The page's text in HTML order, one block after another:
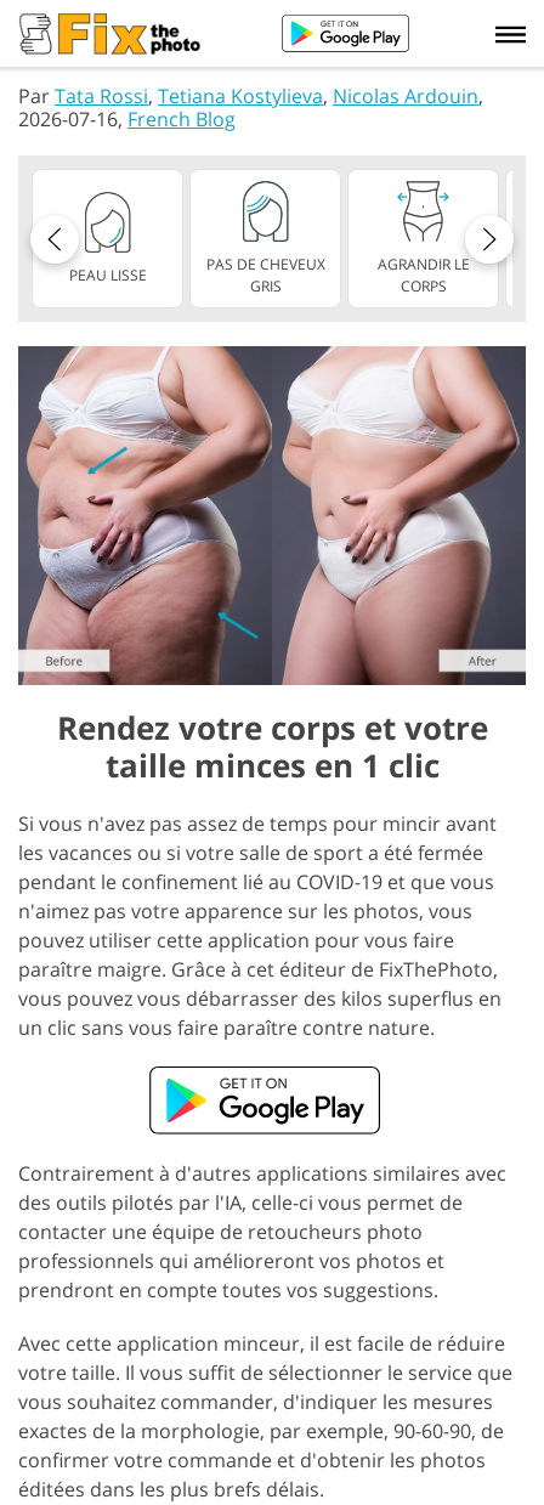
ParTata Rossi, Tetiana Kostylieva, Nicolas Ardouin,
2026-07-16, French Blog
PEAU LISSE
PAS DE CHEVEUX
GRIS
AGRANDIR LE
CORPS
Rendez votre corps et votre
taille minces en 1 clic
Si vous n'avez pas assez de temps pour mincir avant
les vacances ou si votre salle de sport a été fermée
pendant le confinement lié au COVID-19 et que vous
n'aimez pas votre apparence sur les photos, vous
pouvez utiliser cette application pour vous faire
paraître maigre. Grâce à cet éditeur de FixThePhoto,
vous pouvez vous débarrasser des kilos superflus en
un clic sans vous faire paraître contre nature.
Contrairement à d'autres applications similaires avec
des outils pilotés par l'IA, celle-ci vous permet de
contacter une équipe de retoucheurs photo
professionnels qui amélioreront vos photos et
prendront en compte toutes vos suggestions.
Avec cette application minceur, il est facile de réduire
votre taille. Il vous suffit de sélectionner le service que
vous souhaitez commander, d'indiquer les mesures
exactes de la morphologie, par exemple, 90-60-90, de
confirmer votre commande et d'obtenir les photos
éditées dans les plus brefs délais.